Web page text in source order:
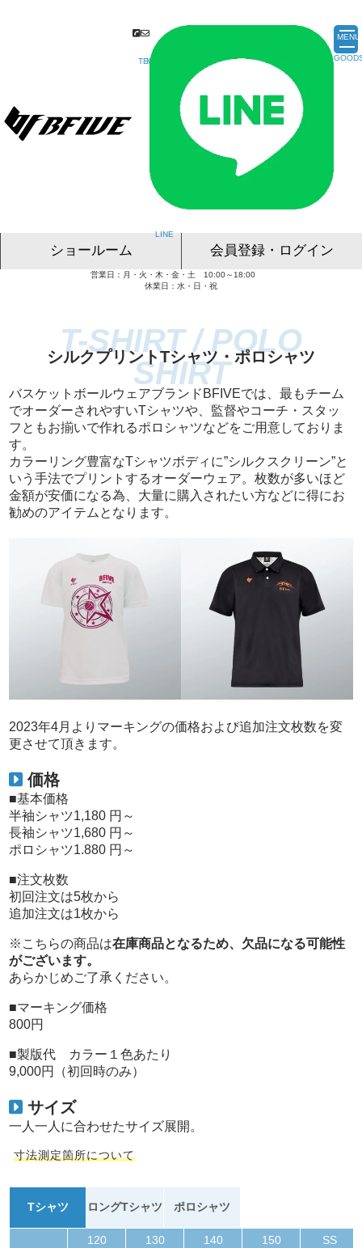
MENU
ショールーム
東京ショールーム
名古屋ショールーム
大阪ショールーム
福岡ショールーム
会員登録・ログイン
営業日：月・火・木・金・土 10:00～18:00
休業日：水・日・祝
シルクプリントTシャツ・ポロシャツ
バスケットボールウェアブランドBFIVEでは、最もチーム
でオーダーされやすいTシャツや、監督やコーチ・スタッ
フともお揃いで作れるポロシャツなどをご用意しておりま
す。
カラーリング豊富なTシャツボディに”シルクスクリーン”と
いう手法でプリントするオーダーウェア。枚数が多いほど
金額が安価になる為、大量に購入されたい方などに得にお
勧めのアイテムとなります。
2023年4月よりマーキングの価格および追加注文枚数を変
更させて頂きます。
価格
■基本価格
半袖シャツ1,180 円～
長袖シャツ1,680 円～
ポロシャツ1.880 円～
■注文枚数
初回注文は5枚から
追加注文は1枚から
※こちらの商品は在庫商品となるため、欠品になる可能性
がございます。
あらかじめご了承ください。
■マーキング価格
800円
■製版代 カラー１色あたり
9,000円（初回時のみ）
サイズ
一人一人に合わせたサイズ展開。
寸法測定箇所について
Tシャツ ロングTシャツ ポロシャツ
120 130 140 150 SS